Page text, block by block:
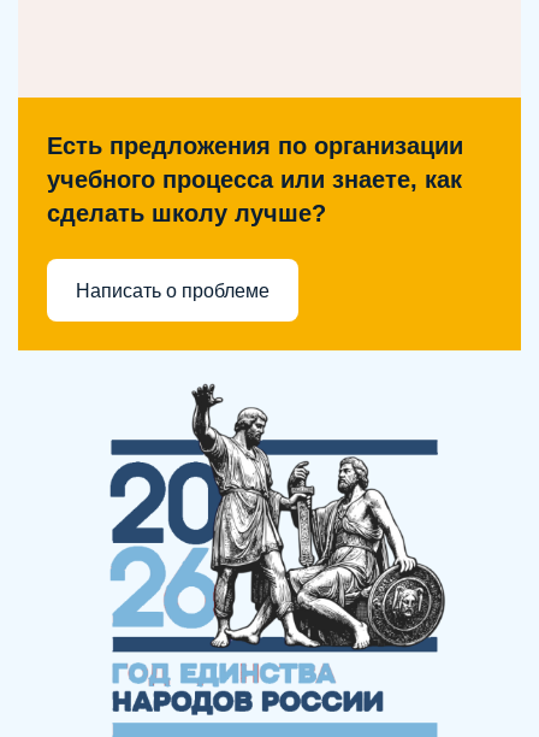
Есть предложения по организации
учебного процесса или знаете, как
сделать школу лучше?
Написать о проблеме